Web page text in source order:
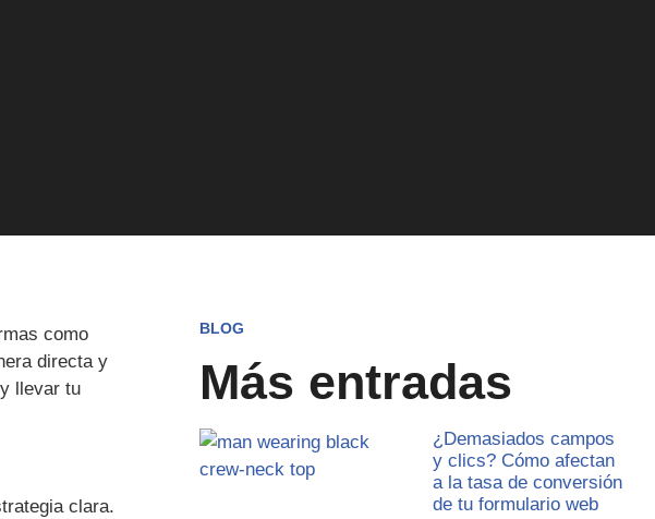
como
directa y
llevar tu
clara.
BLOG
Más entradas
¿Demasiados campos
y clics? Cómo afectan
a la tasa de conversión
de tu formulario web